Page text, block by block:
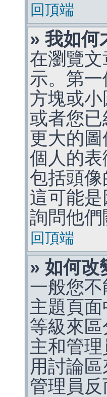
回頂端
» 我如何
在瀏覽
示。第
方塊或
或者您
更大的
個人的
包括頭
這可能
詢問他們
回頂端
» 如何改
一般您
主題頁
等級來
主和管
用討論
管理員